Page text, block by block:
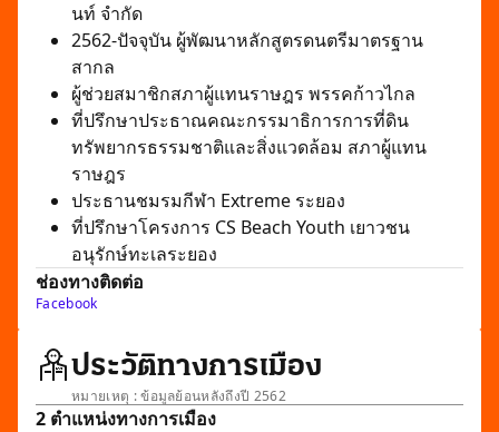
นท์ จำกัด
2562-ปัจจุบัน ผู้พัฒนาหลักสูตรดนตรีมาตรฐาน
สากล
ผู้ช่วยสมาชิกสภาผู้แทนราษฎร พรรคก้าวไกล
ที่ปรึกษาประธาณคณะกรรมาธิการการที่ดิน
ทรัพยากรธรรมชาติและสิ่งแวดล้อม สภาผู้แทน
ราษฎร
ประธานชมรมกีฬา Extreme ระยอง
ที่ปรึกษาโครงการ CS Beach Youth เยาวชน
อนุรักษ์ทะเลระยอง
ช่องทางติดต่อ
Facebook
ประวัติทางการเมือง
หมายเหตุ : ข้อมูลย้อนหลังถึงปี 2562
2 ตำแหน่งทางการเมือง